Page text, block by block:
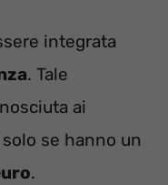
integrata
. Tale
ai
se hanno un
.